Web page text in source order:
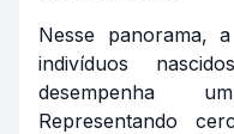
Nesse panorama,
indivíduos
desempenha
Representando